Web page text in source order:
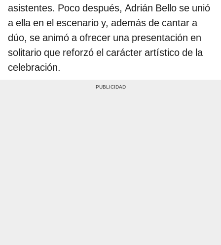
asistentes. Poco después, Adrián Bello se unió
a ella en el escenario y, además de cantar a
dúo, se animó a ofrecer una presentación en
solitario que reforzó el carácter artístico de la
celebración.